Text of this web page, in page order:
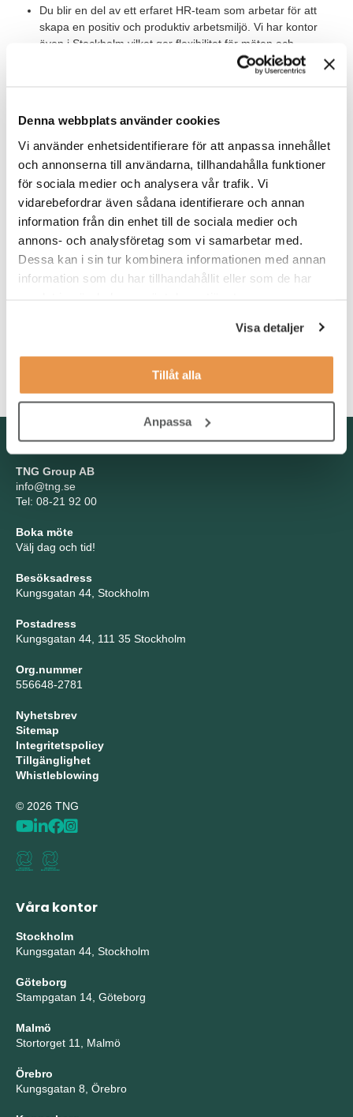
Denna webbplats använder cookies
Vi använder enhetsidentifierare för att anpassa innehållet
och annonserna till användarna, tillhandahålla funktioner
för sociala medier och analysera vår trafik. Vi
vidarebefordrar även sådana identifierare och annan
information från din enhet till de sociala medier och
annons- och analysföretag som vi samarbetar med.
Dessa kan i sin tur kombinera informationen med annan
information som du har tillhandahållit eller som de har
Visa detaljer
Tillåt alla
Anpassa
Du blir en del av ett erfaret HR-team som arbetar för att
skapa en positiv och produktiv arbetsmiljö. Vi har kontor
även i Stockholm vilket ger flexibilitet för möten och
Våra förväntningar
Vi söker dig som har relevant högskoleutbildning inom personal,
HR eller liknande område med flerårig erfarenhet av arbete
personaladministration och rekrytering. Det är meriterande om
du har arbetat tidigare inom produktion.
Dina starka kommunikationsförmågor, både skriftligt och
god organisationsförmåga. Du behärskar svenska och engelska
Välkommen med din ansökan!
Kontakta oss
TNG Group AB
info@tng.se
Tel: 08-21 92 00
Boka möte
Välj dag och tid!
Besöksadress
Kungsgatan 44, Stockholm
Postadress
Kungsgatan 44, 111 35 Stockholm
Org.nummer
556648-2781
Nyhetsbrev
Sitemap
Integritetspolicy
Tillgänglighet
Whistleblowing
© 2026 TNG
Våra kontor
Stockholm
Kungsgatan 44, Stockholm
Göteborg
Stampgatan 14, Göteborg
Malmö
Stortorget 11, Malmö
Örebro
Kungsgatan 8, Örebro